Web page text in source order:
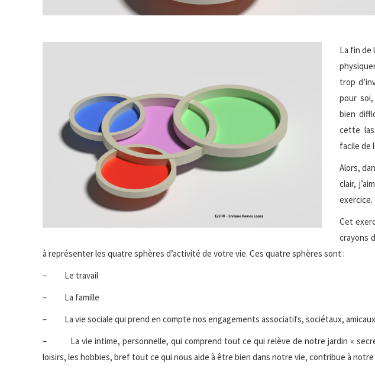
La fin de
trop
pour
bien
cette
facile de
Alors,
clair,
exercice.
Cet
crayons
à représenter les quatre sphères d’activité de votre vie. Ces quatre sphères sont :
– Le travail
– La famille
– La vie sociale qui prend en compte nos engagements associatifs, sociétaux,
– La vie intime, personnelle, qui comprend tout ce qui relève de notre jardin «
loisirs, les hobbies, bref tout ce qui nous aide à être bien dans notre vie, contribue à